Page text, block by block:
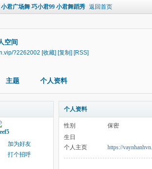
君广场舞 巧小君99 小君舞蹈秀 返回首页
空间
?2262002 [收藏] [复制] [RSS]
主题 个人资料
加为好友
打个招呼
个人资料
性别
保密
生日
个人主页
https://